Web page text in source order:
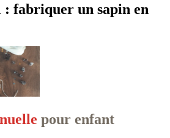
: fabriquer un sapin en
pour enfant